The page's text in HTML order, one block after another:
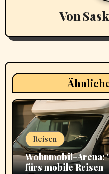
n
a
v
Von
Reisen
Wohnmobil-Arena:
fürs mobile Reisen